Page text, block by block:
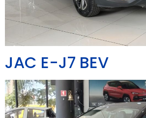
JAC E-J7 BEV